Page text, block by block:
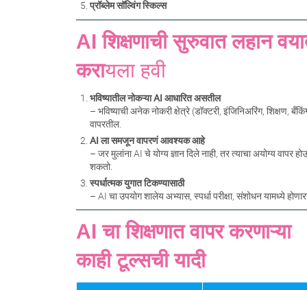
प्रॉब्लेम सॉल्विंग स्किल्स
AI शिक्षणाची सुरुवात लहान
करायला हवी
भविष्यातील नोकऱ्या AI आधारित असतील
– भविष्याची अनेक नोकरी क्षेत्रे (डॉक्टरी, इंजिनिअरिंग, शिक्षण,
वापरतील.
AI ला समजून वापरणं आवश्यक आहे
– जर मुलांना AI चे योग्य ज्ञान दिले नाही, तर त्याचा अयोग्य वापर
शकतो.
स्पर्धात्मक युगात टिकण्यासाठी
– AI चा उपयोग शालेय अभ्यास, स्पर्धा परीक्षा, संशोधन यामध्ये
AI चा शिक्षणात वापर करणाऱ्या
काही टूल्सची यादी